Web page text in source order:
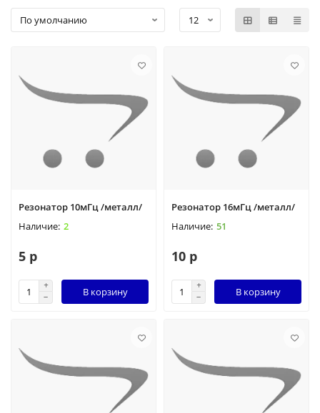
Резонатор 10мГц /металл/
2
5 р
В корзину
Резонатор 16мГц /металл/
51
10 р
В корзину